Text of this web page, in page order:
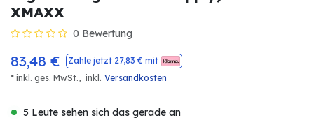
XMAXX
0 Bewertung
83,48 € Zahle jetzt 27,83 € mit
* inkl. ges. MwSt., inkl. Versandkosten
5 Leute sehen sich das gerade an